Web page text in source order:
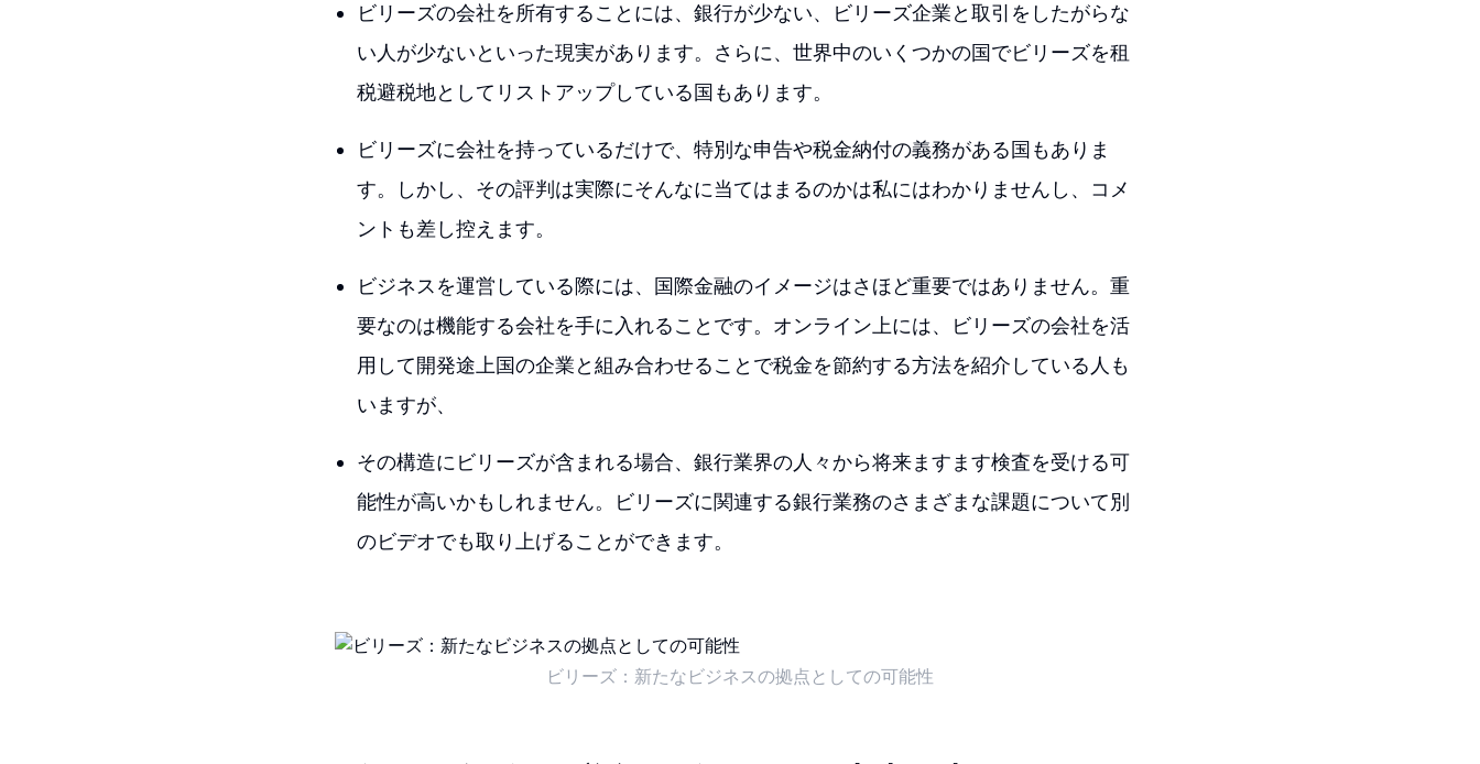
ビリーズの会社を所有することには、銀行が少ない、ビリーズ企業と取引をしたがらな
い人が少ないといった現実があります。さらに、世界中のいくつかの国でビリーズを租
税避税地としてリストアップしている国もあります。
ビリーズに会社を持っているだけで、特別な申告や税金納付の義務がある国もありま
す。しかし、その評判は実際にそんなに当てはまるのかは私にはわかりませんし、コメ
ントも差し控えます。
ビジネスを運営している際には、国際金融のイメージはさほど重要ではありません。重
要なのは機能する会社を手に入れることです。オンライン上には、ビリーズの会社を活
用して開発途上国の企業と組み合わせることで税金を節約する方法を紹介している人も
いますが、
その構造にビリーズが含まれる場合、銀行業界の人々から将来ますます検査を受ける可
能性が高いかもしれません。ビリーズに関連する銀行業務のさまざまな課題について別
のビデオでも取り上げることができます。
ビリーズ：新たなビジネスの拠点としての可能性